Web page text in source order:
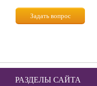
Задать вопрос
РАЗДЕЛЫ САЙТА